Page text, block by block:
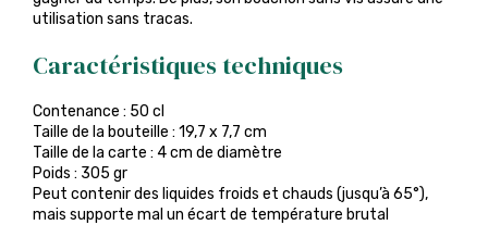
utilisation sans tracas.
Caractéristiques techniques
Contenance : 50 cl
Taille de la bouteille : 19,7 x 7,7 cm
Taille de la carte : 4 cm de diamètre
Poids : 305 gr
Peut contenir des liquides froids et chauds (jusqu’à 65°),
mais supporte mal un écart de température brutal